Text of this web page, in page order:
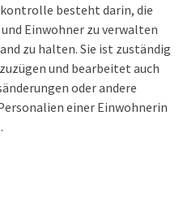
besteht darin, die
Einwohner zu verwalten
zu halten. Sie ist zuständig
und bearbeitet auch
oder andere
einer Einwohnerin